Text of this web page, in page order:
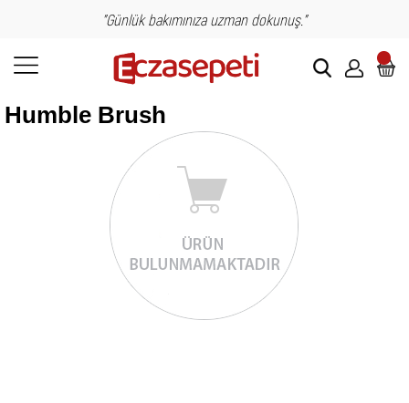
"Günlük bakımınıza uzman dokunuş."
Humble Brush